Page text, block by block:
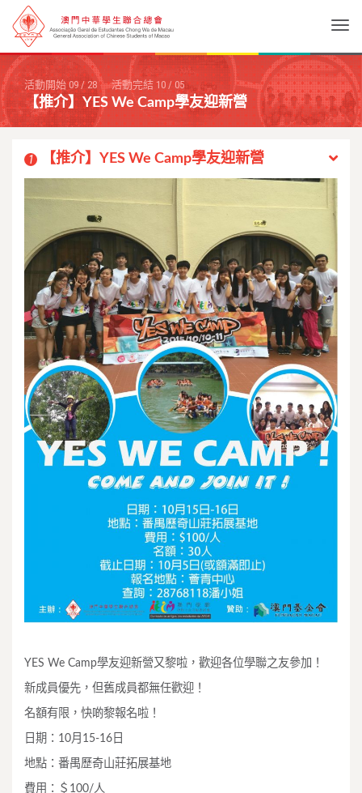
活動開始 09/28 活動完結 10/05
【推介】YES We Camp學友迎新營
1 【推介】YES We Camp學友迎新營
YES We Camp學友迎新營又黎啦，歡迎各位學聯之友參加！
新成員優先，但舊成員都無任歡迎！
名額有限，快啲黎報名啦！
日期：10月15-16日
地點：番禺歷奇山莊拓展基地
費用：＄100/人